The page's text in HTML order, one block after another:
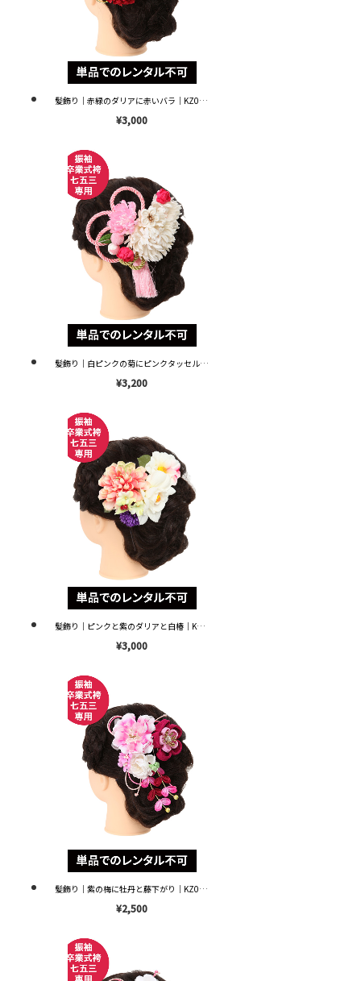
髪飾り｜赤緑のダリアに赤いバラ｜KZ0023 ※単品レンタル不可※
¥3,000
髪飾り｜白ピンクの菊にピンクタッセル｜KZ0025 ※単品レンタル不可※
¥3,200
髪飾り｜ピンクと紫のダリアと白椿｜KZ0022 ※単品レンタル不可※
¥3,000
髪飾り｜紫の梅に牡丹と藤下がり｜KZ0056 ※単品レンタル不可※
¥2,500